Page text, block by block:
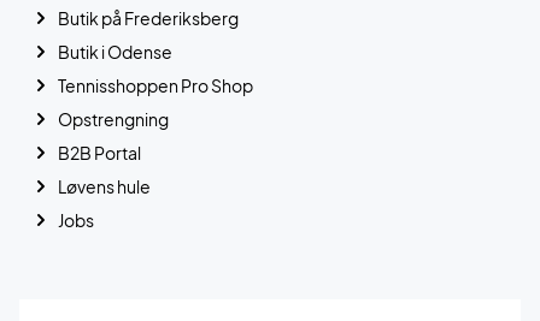
Butik på Frederiksberg
Butik i Odense
Tennisshoppen Pro Shop
Opstrengning
B2B Portal
Løvens hule
Jobs